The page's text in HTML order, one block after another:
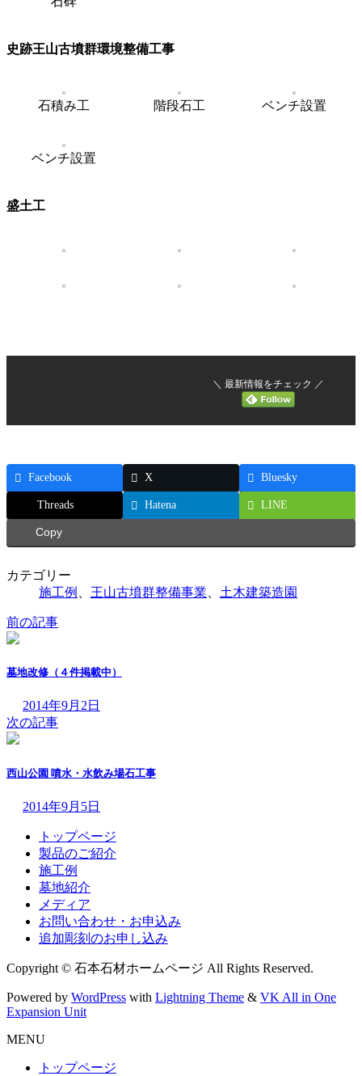
史跡王山古墳群環境整備工事
石積み工 階段石工 ベンチ設置
ベンチ設置
盛土工
＼ 最新情報をチェック ／
Facebook X Bluesky
Threads Hatena LINE
Copy
カテゴリー
施工例
王山古墳群整備事業 土木建築造園
前の記事
墓地改修（４件掲載中）
2014年9月2日
次の記事
西山公園 噴水・水飲み場石工事
2014年9月5日
トップページ
製品のご紹介
施工例
墓地紹介
メディア
お問い合わせ・お申込み
追加彫刻のお申し込み
Copyright © 石本石材ホームページ All Rights Reserved.
Powered by WordPress with Lightning Theme & VK All in One
Expansion Unit
MENU
トップページ